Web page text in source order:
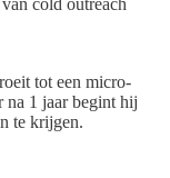
cold outreach
tot een micro-
na 1 jaar begint hij
te krijgen.